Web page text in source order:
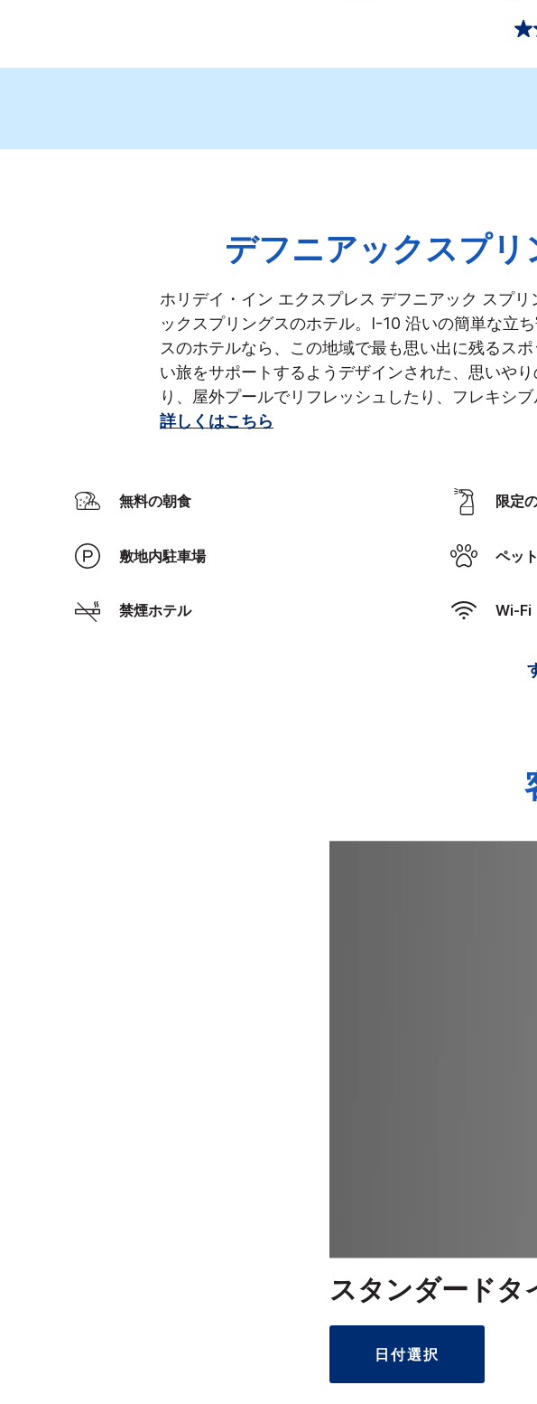
デフニアックスプ
ホリデイ・イン エクスプレス デフニアック スプ
ックスプリングスのホテル。I-10 沿いの簡単な立
スのホテルなら、この地域で最も思い出に残るス
い旅をサポートするようデザインされた、思いや
り、屋外プールでリフレッシュしたり、フレキシ
詳しくはこちら
無料の朝食 限
敷地内駐車場 ペ
禁煙ホテル Wi-Fi
スタンダードタ
日付選択